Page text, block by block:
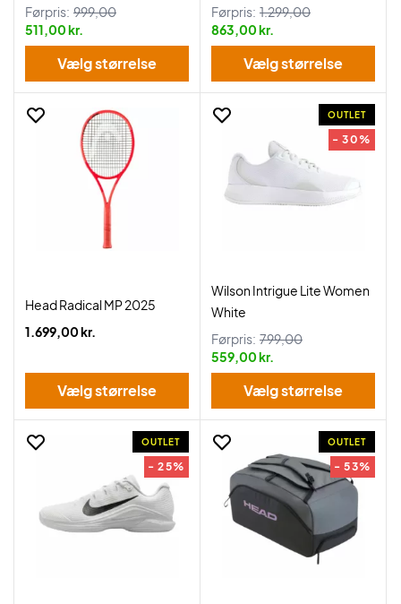
Førpris: 999,00
511,00 kr.
Vælg størrelse
Førpris: 1.299,00
863,00 kr.
Vælg størrelse
Head Radical MP 2025
1.699,00 kr.
Vælg størrelse
OUTLET
- 30%
Wilson Intrigue Lite Women
White
Førpris: 799,00
559,00 kr.
Vælg størrelse
OUTLET
- 25%
OUTLET
- 53%